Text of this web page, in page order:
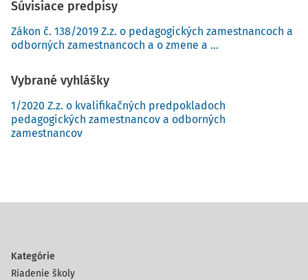
Súvisiace predpisy
Zákon č. 138/2019 Z.z. o pedagogických zamestnancoch a
odborných zamestnancoch a o zmene a ...
Vybrané vyhlášky
1/2020 Z.z. o kvalifikačných predpokladoch
pedagogických zamestnancov a odborných
zamestnancov
Kategórie
Riadenie školy